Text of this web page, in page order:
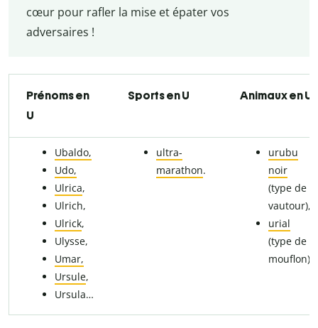
cœur pour rafler la mise et épater vos
adversaires !
Prénoms en
U
Sports en U Animaux en U
Ubaldo,
Udo,
Ulrica,
Ulrich,
Ulrick,
Ulysse,
Umar,
Ursule,
Ursula…
ultra-
marathon.
urubu
noir
(type de
vautour),
urial
(type de
mouflon).